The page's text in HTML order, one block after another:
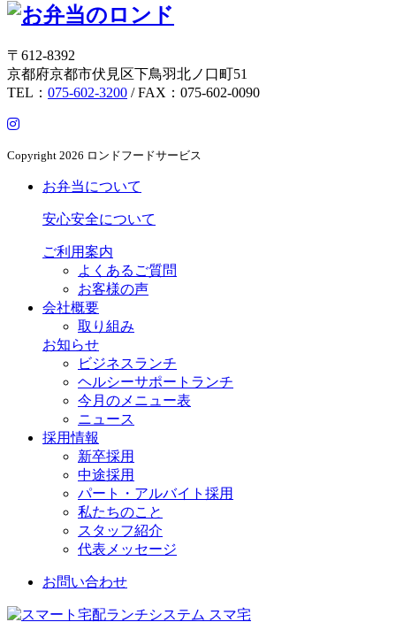
〒612-8392
京都府京都市伏見区下鳥羽北ノ口町51
TEL： 075-602-3200 / FAX：075-602-0090
Copyright 2026 ロンドフードサービス
お弁当について
安心安全について
ご利用案内
よくあるご質問
お客様の声
会社概要
取り組み
お知らせ
ビジネスランチ
ヘルシーサポートランチ
今月のメニュー表
ニュース
採用情報
新卒採用
中途採用
パート・アルバイト採用
私たちのこと
スタッフ紹介
代表メッセージ
お問い合わせ